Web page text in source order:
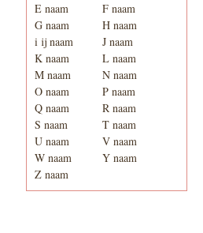
E naam
F naam
G naam
H naam
i ij naam
J naam
K naam
L naam
M naam
N naam
O naam
P naam
Q naam
R naam
S naam
T naam
U naam
V naam
W naam
Y naam
Z naam